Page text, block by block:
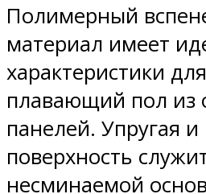
Полимерный
материал имеет
характеристики
плавающий пол из
панелей. Упругая и
поверхность
несминаемой